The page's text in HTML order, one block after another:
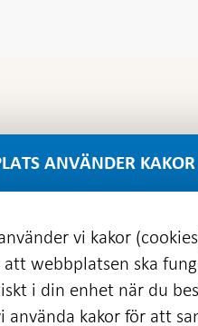
ANVÄNDER KAKOR
vi kakor
webbplatsen ska
i din enhet när du
använda kakor för att